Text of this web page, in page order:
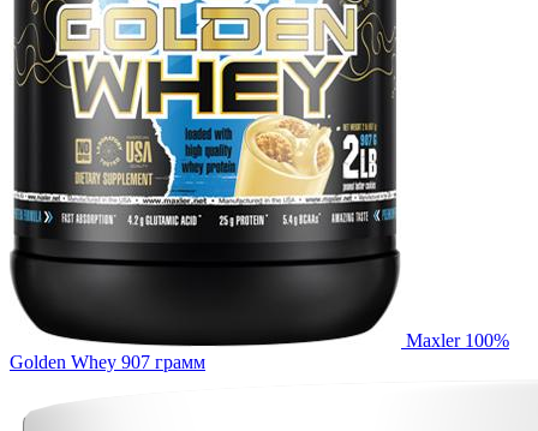
Maxler 100%
Golden Whey 907 грамм